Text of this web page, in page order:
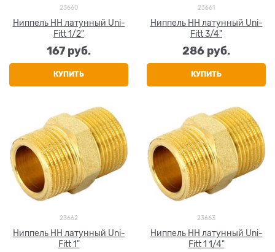
23660
Ниппель НН латунный Uni-
Fitt 1/2"
167 руб.
КУПИТЬ
23661
Ниппель НН латунный Uni-
Fitt 3/4"
286 руб.
КУПИТЬ
23662
Ниппель НН латунный Uni-
Fitt 1"
23663
Ниппель НН латунный Uni-
Fitt 1 1/4"